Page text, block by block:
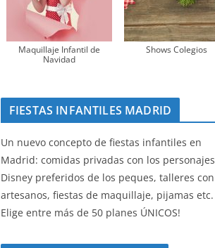
Maquillaje Infantil de
Navidad
Shows Colegios
FIESTAS INFANTILES MADRID
Un nuevo concepto de fiestas infantiles en
Madrid: comidas privadas con los personajes
Disney preferidos de los peques, talleres con
artesanos, fiestas de maquillaje, pijamas etc.
Elige entre más de 50 planes ÚNICOS!